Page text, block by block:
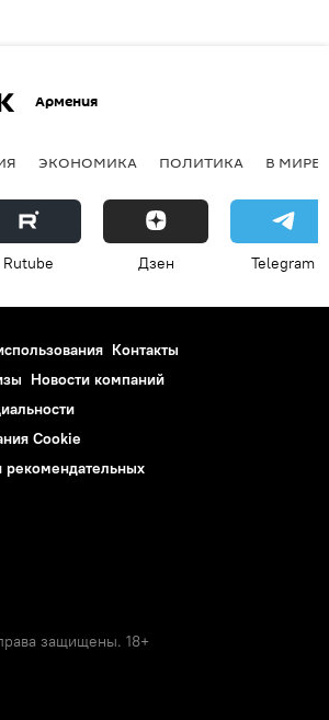
Армения
ЭКОНОМИКА ПОЛИТИКА В МИРЕ
Rutube Дзен Telegram
Контакты
Новости компаний
Cookie
защищены. 18+